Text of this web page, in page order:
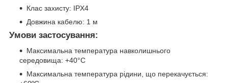
Клас захисту: IPХ4
Довжина кабелю: 1 м
Умови застосування:
Максимальна температура навколишнього
середовища: +40°C
Максимальна температура рідини, що перекачується: